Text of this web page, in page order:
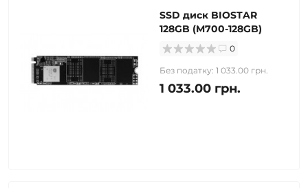
SSD диск BIOSTAR
128GB (M700-128GB)
0
Без податку: 1 033.00 грн.
1 033.00 грн.